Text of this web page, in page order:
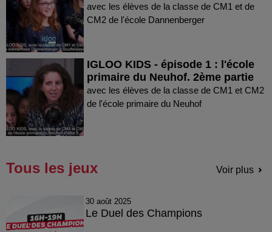
avec les élèves de la classe de CM1 et de
CM2 de l'école Dannenberger
IGLOO KIDS - épisode 1 : l'école
primaire du Neuhof. 2ème partie
avec les élèves de la classe de CM1 et CM2
de l'école primaire du Neuhof
Tous les jeux Voir plus
30 août 2025
Le Duel des Champions